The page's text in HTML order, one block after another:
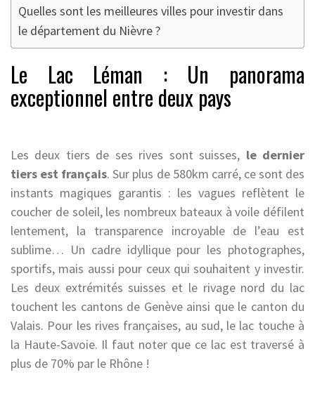
Quelles sont les meilleures villes pour investir dans
le département du Nièvre ?
Le Lac Léman : Un panorama
exceptionnel entre deux pays
Les deux tiers de ses rives sont suisses, le dernier
tiers est français. Sur plus de 580km carré, ce sont des
instants magiques garantis : les vagues reflètent le
coucher de soleil, les nombreux bateaux à voile défilent
lentement, la transparence incroyable de l’eau est
sublime… Un cadre idyllique pour les photographes,
sportifs, mais aussi pour ceux qui souhaitent y investir.
Les deux extrémités suisses et le rivage nord du lac
touchent les cantons de Genève ainsi que le canton du
Valais. Pour les rives françaises, au sud, le lac touche à
la Haute-Savoie. Il faut noter que ce lac est traversé à
plus de 70% par le Rhône !